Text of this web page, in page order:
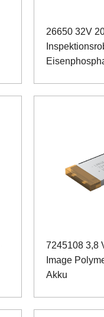
26650 32V
7245108 3,8
Image
Akku